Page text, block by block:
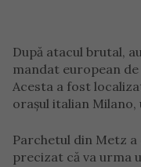
După atacul brutal,
mandat european
Acesta a fost
orașul italian Milano,
Parchetul din Metz
precizat că va urma